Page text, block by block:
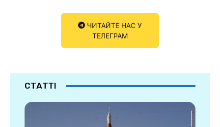
ЧИТАЙТЕ НАС У
ТЕЛЕГРАМ
СТАТТІ